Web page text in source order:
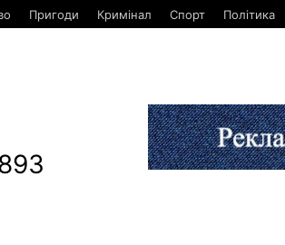
Пригоди Кримінал Спорт Політика